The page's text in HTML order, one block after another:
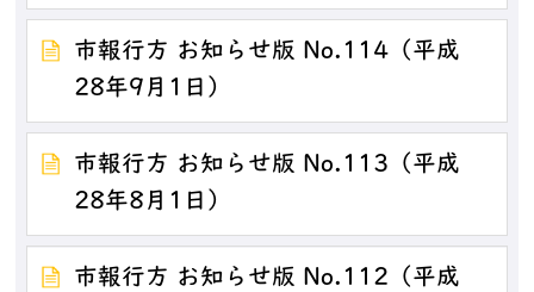
市報行方 お知らせ版 No.114（平成
28年9月1日）
市報行方 お知らせ版 No.113（平成
28年8月1日）
市報行方 お知らせ版 No.112（平成